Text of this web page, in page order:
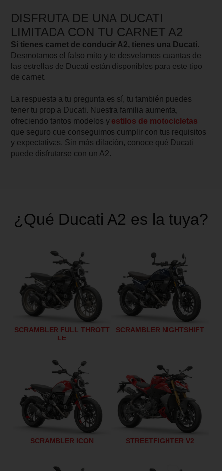
DISFRUTA DE UNA DUCATI
LIMITADA CON TU CARNET A2
Si tienes carnet de conducir A2, tienes una Ducati.
Desmotamos el falso mito y te desvelamos cuantas de
las estrellas de Ducati están disponibles para este tipo
de carnet.
La respuesta a tu pregunta es sí, tu también puedes
tener tu propia Ducati. Nuestra familia aumenta,
ofreciendo tantos modelos y estilos de motocicletas
que seguro que conseguimos cumplir con tus requisitos
y expectativas. Sin más dilación, conoce qué Ducati
puede disfrutarse con un A2.
¿Qué Ducati A2 es la tuya?
SCRAMBLER FULL THROTT
LE
SCRAMBLER NIGHTSHIFT
SCRAMBLER ICON STREETFIGHTER V2